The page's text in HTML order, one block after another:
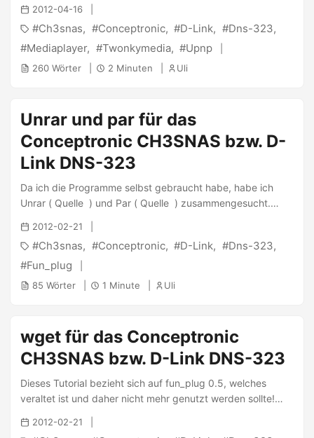
funktionieren auch, haben jedoch andere Teil-Schritte,
siehe hier! Ich werde Twonky in /ffp/opt/twonky installieren,
dieses Verzeichnis kann dann entweder auf dem USB-Stick
oder auf einer internen Festplatte liegen, je nachdem wo
hier folgst. Wenn nein, dann wähle den Download für das
DNS-323 aus und ersetze die URL durch die
untenstehende: ...
2012-04-16
Ch3snas Conceptronic D-Link
Dns-323
Mediaplayer
Twonkymedia Upnp
260 Wörter 2 Minuten Uli
Unrar und par für das
Conceptronic CH3SNAS bzw. D-
Link DNS-323
Da ich die Programme selbst gebraucht habe, habe ich
Unrar ( Quelle ) und Par ( Quelle ) zusammengesucht.
Dieses Tutorial bezieht sich auf fun_plug 0.5, welches
veraltet ist und daher nicht mehr genutzt werden sollte!
Dieses Tutorial ist daher ebenfalls veraltet! Bitte sehe hier
nach den aktuellen Tutorials! ...
2012-02-21
Ch3snas Conceptronic D-Link
Dns-323
Fun_plug
85 Wörter 1 Minute Uli
wget für das Conceptronic
CH3SNAS bzw. D-Link DNS-323
Dieses Tutorial bezieht sich auf fun_plug 0.5, welches
veraltet ist und daher nicht mehr genutzt werden sollte!
Dieses Tutorial ist daher ebenfalls veraltet! Bitte sehe hier
nach den aktuellen Tutorials! Das wget der busybox des
2012-02-21